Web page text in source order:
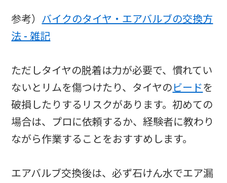
参考） バイクのタイヤ・エアバルブの交換方
法 - 雑記
ただしタイヤの脱着は力が必要で、慣れてい
ないとリムを傷つけたり、タイヤのビードを
破損したりするリスクがあります。初めての
場合は、プロに依頼するか、経験者に教わり
ながら作業することをおすすめします。
エアバルブ交換後は、必ず石けん水でエア漏